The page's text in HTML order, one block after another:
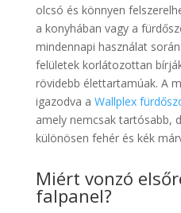
olcsó és könnyen
a konyhában vagy a
mindennapi használat
felületek korlátozottan
rövidebb élettartamúak. A
igazodva a Wallplex
amely nemcsak tartósabb,
különösen fehér és kék
Miért vonzó
falpanel?